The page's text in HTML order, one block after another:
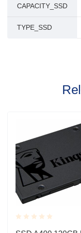
CAPACITY_SSD
TYPE_SSD
Rated